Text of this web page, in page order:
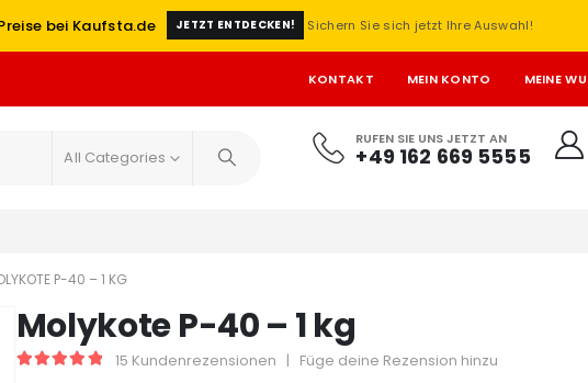
bei Kaufsta.de JETZT ENTDECKEN! Sichern Sie sich jetzt Ihre Auswahl!
KONTAKT MEIN KONTO MEINE
All Categories
RUFEN SIE UNS JETZT AN
+49 162 669 5555
P-40 – 1 KG
Molykote P-40 – 1 kg
15 Kundenrezensionen | Füge deine Rezension hinzu